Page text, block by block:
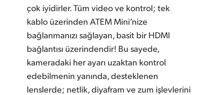
çok iyidirler. Tüm video ve kontrol; tek
kablo üzerinden ATEM Mini’nize
bağlanmanızı sağlayan, basit bir HDMI
bağlantısı üzerindendir! Bu sayede,
kameradaki her ayarı uzaktan kontrol
edebilmenin yanında, desteklenen
lenslerde; netlik, diyafram ve zum işlevlerini